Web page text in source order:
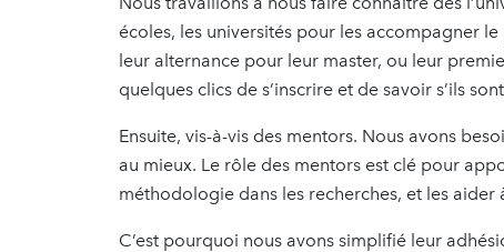
écoles, les universités pour les accompagner
leur alternance pour leur master, ou leur
quelques clics de s’inscrire et de savoir s’ils
Ensuite, vis-à-vis des mentors. Nous avons
au mieux. Le rôle des mentors est clé pour
méthodologie dans les recherches, et les
C’est pourquoi nous avons simplifié leur